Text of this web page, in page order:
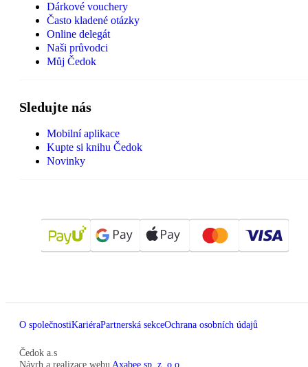
Dárkové vouchery
Často kladené otázky
Online delegát
Naši průvodci
Můj Čedok
Sledujte nás
Mobilní aplikace
Kupte si knihu Čedok
Novinky
O společnostiKariéraPartnerská sekceOchrana osobních údajů
Čedok a.s
Návrh a realizace webu Axabee sp. z. o.o.